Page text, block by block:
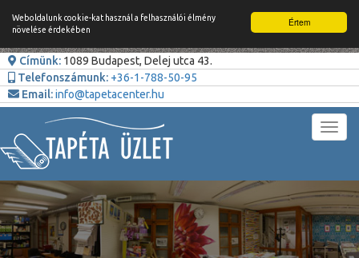
Értem
Weboldalunk cookie-kat használ a felhasználói élmény
növelése érdekében
Címünk: 1089 Budapest, Delej utca 43.
Telefonszámunk: +36-1-788-50-95
Email:info@tapetacenter.hu